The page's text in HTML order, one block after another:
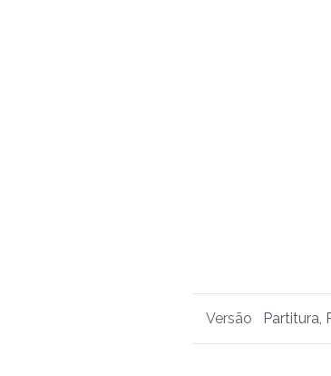
Versão Partitura,